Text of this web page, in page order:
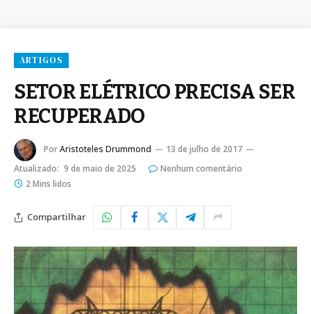
ARTIGOS
SETOR ELÉTRICO PRECISA SER
RECUPERADO
PorAristoteles Drummond
13 de julho de 2017
Atualizado: 9 de maio de 2025
Nenhum comentário
2 Mins lidos
Compartilhar